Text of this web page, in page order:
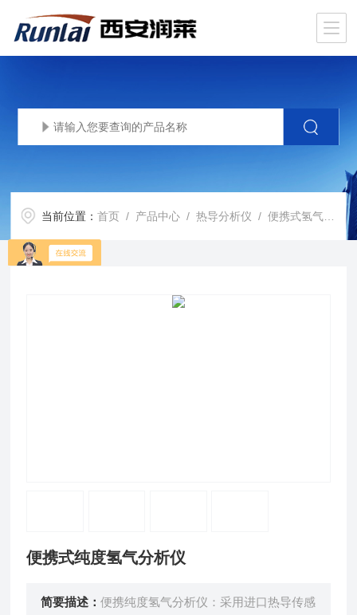
当前位置：首页 / 产品中心 /热导分析仪 /便携式氢气分析仪
便携式纯度氢气分析仪
简要描述：便携纯度氢气分析仪：采用进口热导传感